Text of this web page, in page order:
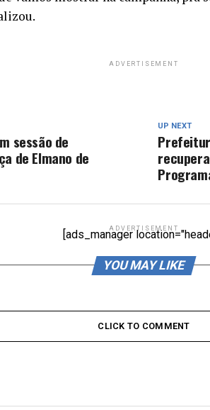
ADVERTISEMENT
UP NEXT
sessão de
de Elmano de
ADVERTISEMENT
[ads_manager
YOU MAY LIKE
CLICK TO COMMENT